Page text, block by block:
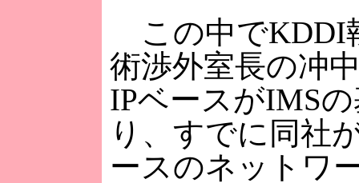
この中でKDDI
術渉外室長の冲
IPベースがIMS
り、すでに同社
ースのネットワ